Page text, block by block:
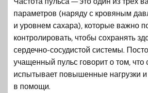
параметров (наряду с кровяным
и уровнем сахара), которые важно
контролировать, чтобы сохранять
сердечно-сосудистой системы.
учащенный пульс говорит о том, что
испытывает повышенные нагрузки и
в помощи.